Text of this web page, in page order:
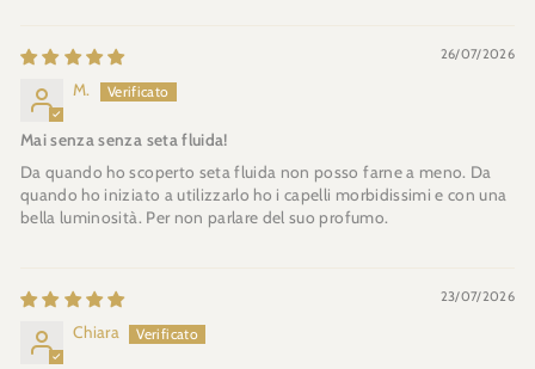
26/07/2026
M.
Mai senza senza seta fluida!
Da quando ho scoperto seta fluida non posso farne a meno. Da
quando ho iniziato a utilizzarlo ho i capelli morbidissimi e con una
bella luminosità. Per non parlare del suo profumo.
23/07/2026
Chiara